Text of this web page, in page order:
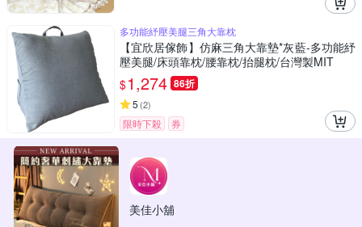
多功能紓壓美腿三角大靠枕
【宜欣居傢飾】仿麻三角大靠墊*灰藍-多功能紓
壓美腿/床頭靠枕/腰靠枕/抬腿枕/台灣製MIT
$1,274 86折
5 (2)
限時下殺 券
美佳小舖